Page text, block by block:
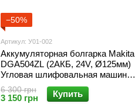
−50%
Артикул: У01-002
Аккумуляторная болгарка Makita
DGA504ZL (2АКБ, 24V, Ø125мм)
Угловая шлифовальная машина
Макита
6 300 грн
3 150 грн Купить